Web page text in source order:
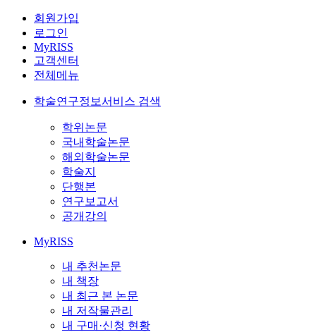
회원가입
로그인
MyRISS
고객센터
전체메뉴
학술연구정보서비스 검색
학위논문
국내학술논문
해외학술논문
학술지
단행본
연구보고서
공개강의
MyRISS
내 추천논문
내 책장
내 최근 본 논문
내 저작물관리
내 구매·신청 현황